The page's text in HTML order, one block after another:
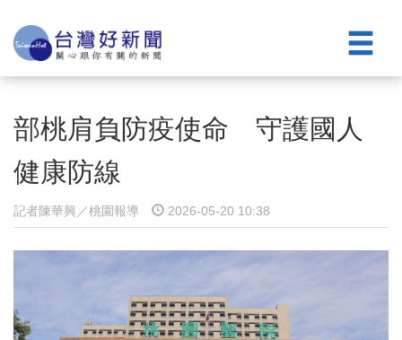
部桃肩負防疫使命 守護國人
健康防線
記者陳華興／桃園報導 2026-05-20 10:38